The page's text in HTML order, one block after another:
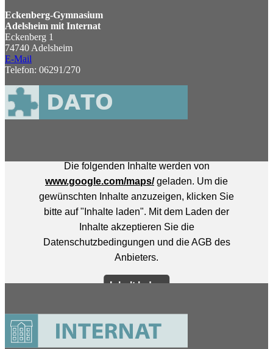
Eckenberg-Gymnasium
Adelsheim mit Internat
Eckenberg 1
74740 Adelsheim
E-Mail
Telefon: 06291/270